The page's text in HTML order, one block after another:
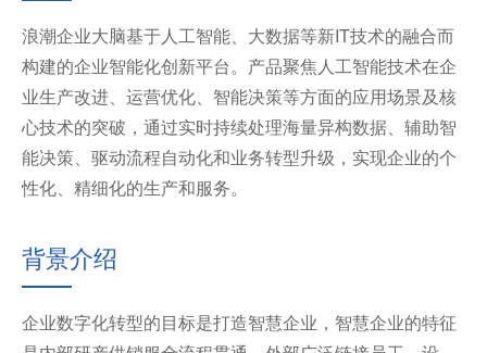
浪潮企业大脑基于人工智能、大数据等新IT技术的融合而
构建的企业智能化创新平台。产品聚焦人工智能技术在企
业生产改进、运营优化、智能决策等方面的应用场景及核
心技术的突破，通过实时持续处理海量异构数据、辅助智
能决策、驱动流程自动化和业务转型升级，实现企业的个
性化、精细化的生产和服务。
背景介绍
企业数字化转型的目标是打造智慧企业，智慧企业的特征